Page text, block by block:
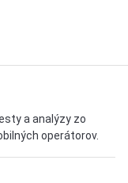
a analýzy zo
operátorov.